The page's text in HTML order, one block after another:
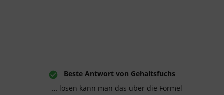
Beste Antwort von Gehaltsfuchs
… lösen kann man das über die Formel